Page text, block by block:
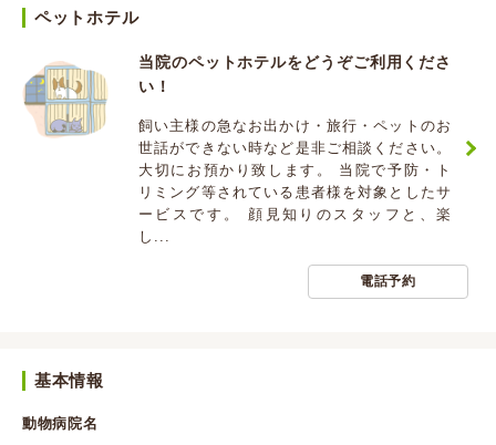
ペットホテル
当院のペットホテルをどうぞご利用くださ
い！
飼い主様の急なお出かけ・旅行・ペットのお
世話ができない時など是非ご相談ください。
大切にお預かり致します。 当院で予防・ト
リミング等されている患者様を対象としたサ
ービスです。 顔見知りのスタッフと、楽
し...
電話予約
基本情報
動物病院名